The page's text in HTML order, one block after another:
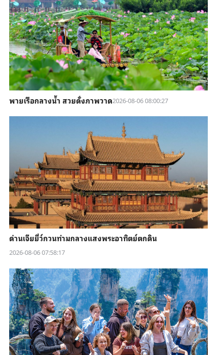
พายเรือกลางน้ำ สวยดั่งภาพวาด2026-08-06 08:00:27
ด่านเจียยี่ว์กวนท่ามกลางแสงพระอาทิตย์ตกดิน
2026-08-06 07:58:17